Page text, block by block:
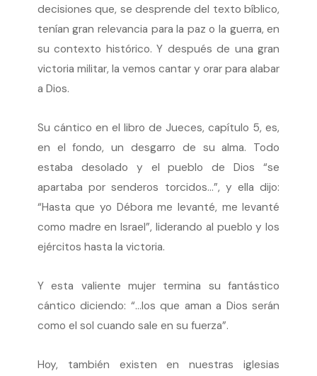
decisiones que, se desprende del texto bíblico,
tenían gran relevancia para la paz o la guerra, en
su contexto histórico. Y después de una gran
victoria militar, la vemos cantar y orar para alabar
a Dios.
Su cántico en el libro de Jueces, capítulo 5, es,
en el fondo, un desgarro de su alma. Todo
estaba desolado y el pueblo de Dios “se
apartaba por senderos torcidos…”, y ella dijo:
“Hasta que yo Débora me levanté, me levanté
como madre en Israel”, liderando al pueblo y los
ejércitos hasta la victoria.
Y esta valiente mujer termina su fantástico
cántico diciendo: “…los que aman a Dios serán
como el sol cuando sale en su fuerza”.
Hoy, también existen en nuestras iglesias